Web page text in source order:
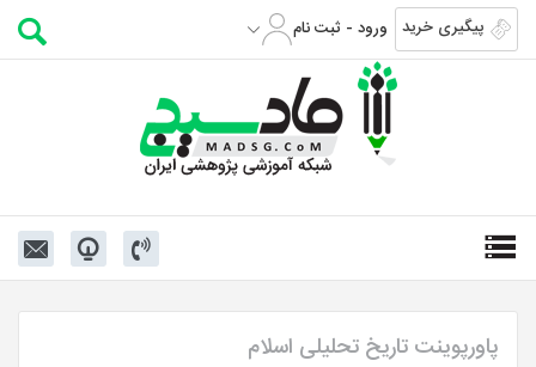
پیگیری خرید ورود - ثبت نام
پاورپوینت تاریخ تحلیلی اسلام